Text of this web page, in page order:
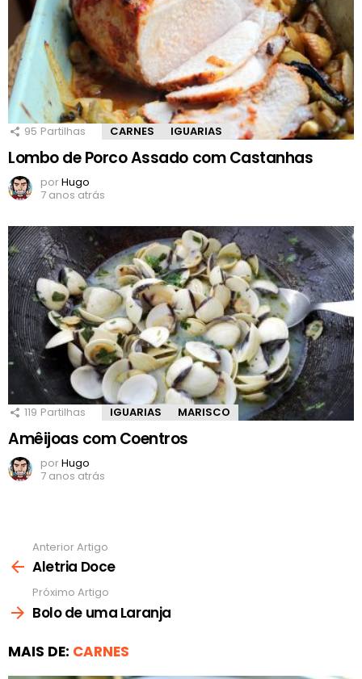
95 Partilhas CARNES IGUARIAS
Lombo de Porco Assado com Castanhas
porHugo
7 anos atrás
119 Partilhas IGUARIAS MARISCO
Amêijoas com Coentros
porHugo
7 anos atrás
mais
Anterior Artigo
Aletria Doce
Próximo Artigo
Bolo de uma Laranja
MAIS DE: CARNES